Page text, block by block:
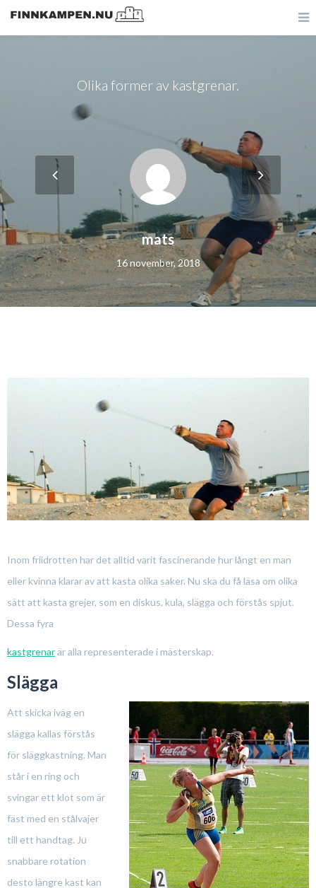
Olika former av kastgrenar.
mats
16 november, 2018
Inom friidrotten har det alltid varit fascinerande hur långt en man
eller kvinna klarar av att kasta olika saker. Nu ska du få läsa om olika
sätt att kasta grejer, som en diskus, kula, slägga och förstås spjut.
Dessa fyra
kastgrenarär alla representerade i mästerskap.
Slägga
Att skicka iväg en
slägga kallas förstås
för släggkastning. Man
står i en ring och
svingar ett klot som är
fäst med en stålvajer
till ett handtag. Ju
snabbare rotation
desto längre kast kan